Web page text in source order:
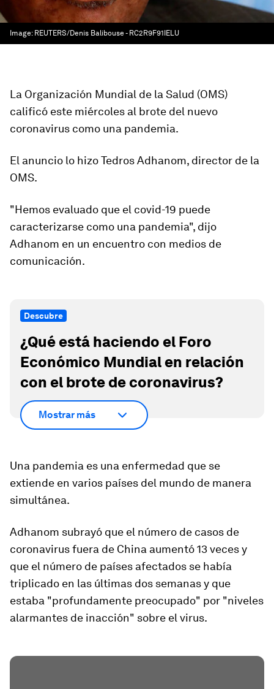
Image: REUTERS/Denis Balibouse - RC2R9F91IELU
La Organización Mundial de la Salud (OMS)
calificó este miércoles al brote del nuevo
coronavirus como una pandemia.
El anuncio lo hizo Tedros Adhanom, director de la
OMS.
"Hemos evaluado que el covid-19 puede
caracterizarse como una pandemia", dijo
Adhanom en un encuentro con medios de
comunicación.
Descubre
¿Qué está haciendo el Foro
Económico Mundial en relación
con el brote de coronavirus?
Mostrar más
Una pandemia es una enfermedad que se
extiende en varios países del mundo de manera
simultánea.
Adhanom subrayó que el número de casos de
coronavirus fuera de China aumentó 13 veces y
que el número de países afectados se había
triplicado en las últimas dos semanas y que
estaba "profundamente preocupado" por "niveles
alarmantes de inacción" sobre el virus.